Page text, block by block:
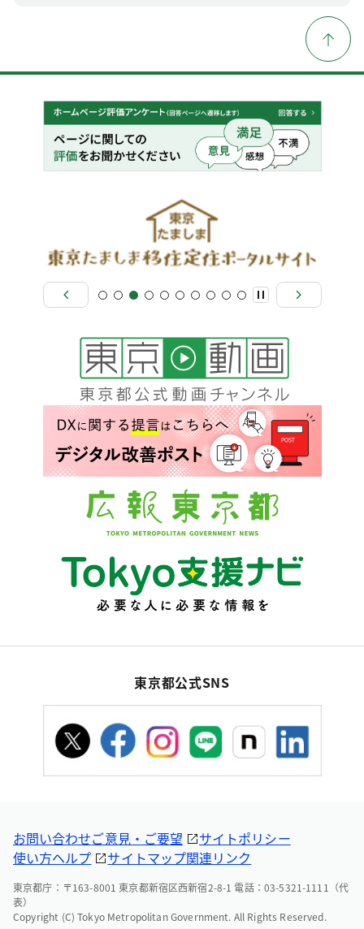
東京都公式SNS
お問い合わせご意見・ご要望
サイトポリシー
使い方ヘルプ
サイトマップ関連リンク
東京都庁：〒163-8001 東京都新宿区西新宿2-8-1 電話：03-5321-1111（代
表）
Copyright (C) Tokyo Metropolitan Government. All Rights Reserved.